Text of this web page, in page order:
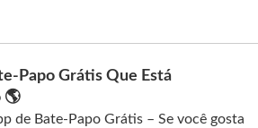
Papo Grátis Que Está
🌎
de Bate-Papo Grátis – Se você gosta